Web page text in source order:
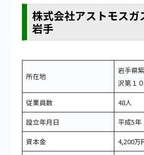
株式会社アストモスガ
岩手
所在地
岩手県
沢第１
従業員数
48人
設立年月日
平成5年
資本金
4,200万